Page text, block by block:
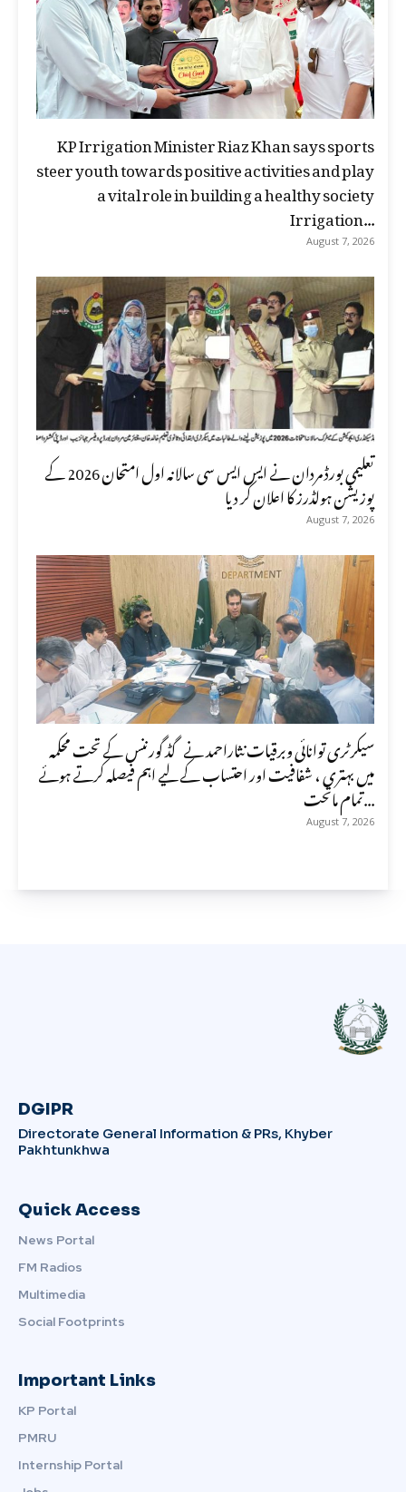
KP Irrigation Minister Riaz Khan says sports
steer youth towards positive activities and play
a vital role in building a healthy society
Irrigation...
August 7, 2026
تعلیمی بورڈ مردان نے ایس ایس سی سالانہ اول امتحان 2026 کے
پوزیشن ہولڈرز کا اعلان کر دیا
August 7, 2026
سیکرٹری توانائی وبرقیات نثاراحمد نے گڈ گورننس کے تحت محکمہ
میں بہتری ، شفافیت اور احتساب کے لیے اہم فیصلہ کرتے ہوئے
تمام ماتحت...
August 7, 2026
DGIPR
Directorate General Information & PRs, Khyber
Pakhtunkhwa
Quick Access
News Portal
FM Radios
Multimedia
Social Footprints
Important Links
KP Portal
PMRU
Internship Portal